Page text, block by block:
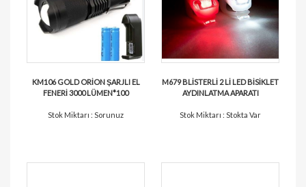
KM106 GOLD ORİON ŞARJLI EL
FENERİ 3000 LÜMEN*100
Stok Miktarı : Sorunuz
M679 BLİSTERLİ 2 Lİ LED BİSİKLET
AYDINLATMA APARATI
Stok Miktarı : Stokta Var